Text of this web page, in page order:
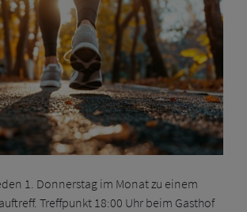
1. Donnerstag im Monat zu einem
Treffpunkt 18:00 Uhr beim Gasthof